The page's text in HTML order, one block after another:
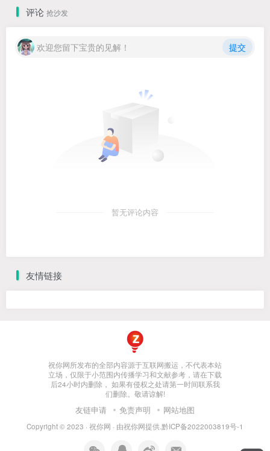
评论 抢沙发
欢迎您留下宝贵的见解！ 提交
暂无评论内容
友情链接
祝你网所发布的全部内容源于互联网搬运，不代表本站
立场，仅限于小范围内传播学习和文献参考，请在下载
后24小时内删除， 如果有侵权之处请第一时间联系我
们删除。敬请谅解!
友链申请 免责声明 网站地图
Copyright © 2023 · 祝你网 · 由祝你网提供.黔ICP备2022003819号-1